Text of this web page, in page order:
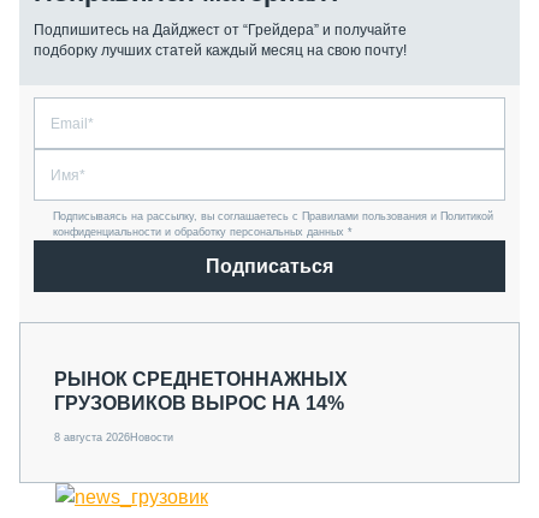
Подпишитесь на Дайджест от “Грейдера” и получайте
подборку лучших статей каждый месяц на свою почту!
Подписываясь на рассылку, вы соглашаетесь с Правилами пользования и Политикой
конфиденциальности и обработку персональных данных *
Подписаться
РЫНОК СРЕДНЕТОННАЖНЫХ
ГРУЗОВИКОВ ВЫРОС НА 14%
8 августа 2026Новости